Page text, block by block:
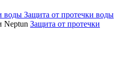
Защита от протечки воды
Защита от протечки